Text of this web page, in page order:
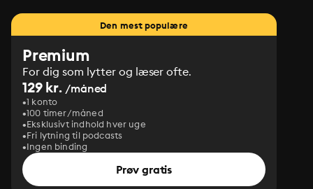
Den mest populære
Premium
For dig som lytter og læser ofte.
129 kr. /måned
1 konto
100 timer/måned
Eksklusivt indhold hver uge
Fri lytning til podcasts
Ingen binding
Prøv gratis